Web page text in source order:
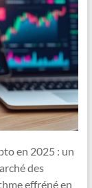
en 2025 : un
des
effréné en